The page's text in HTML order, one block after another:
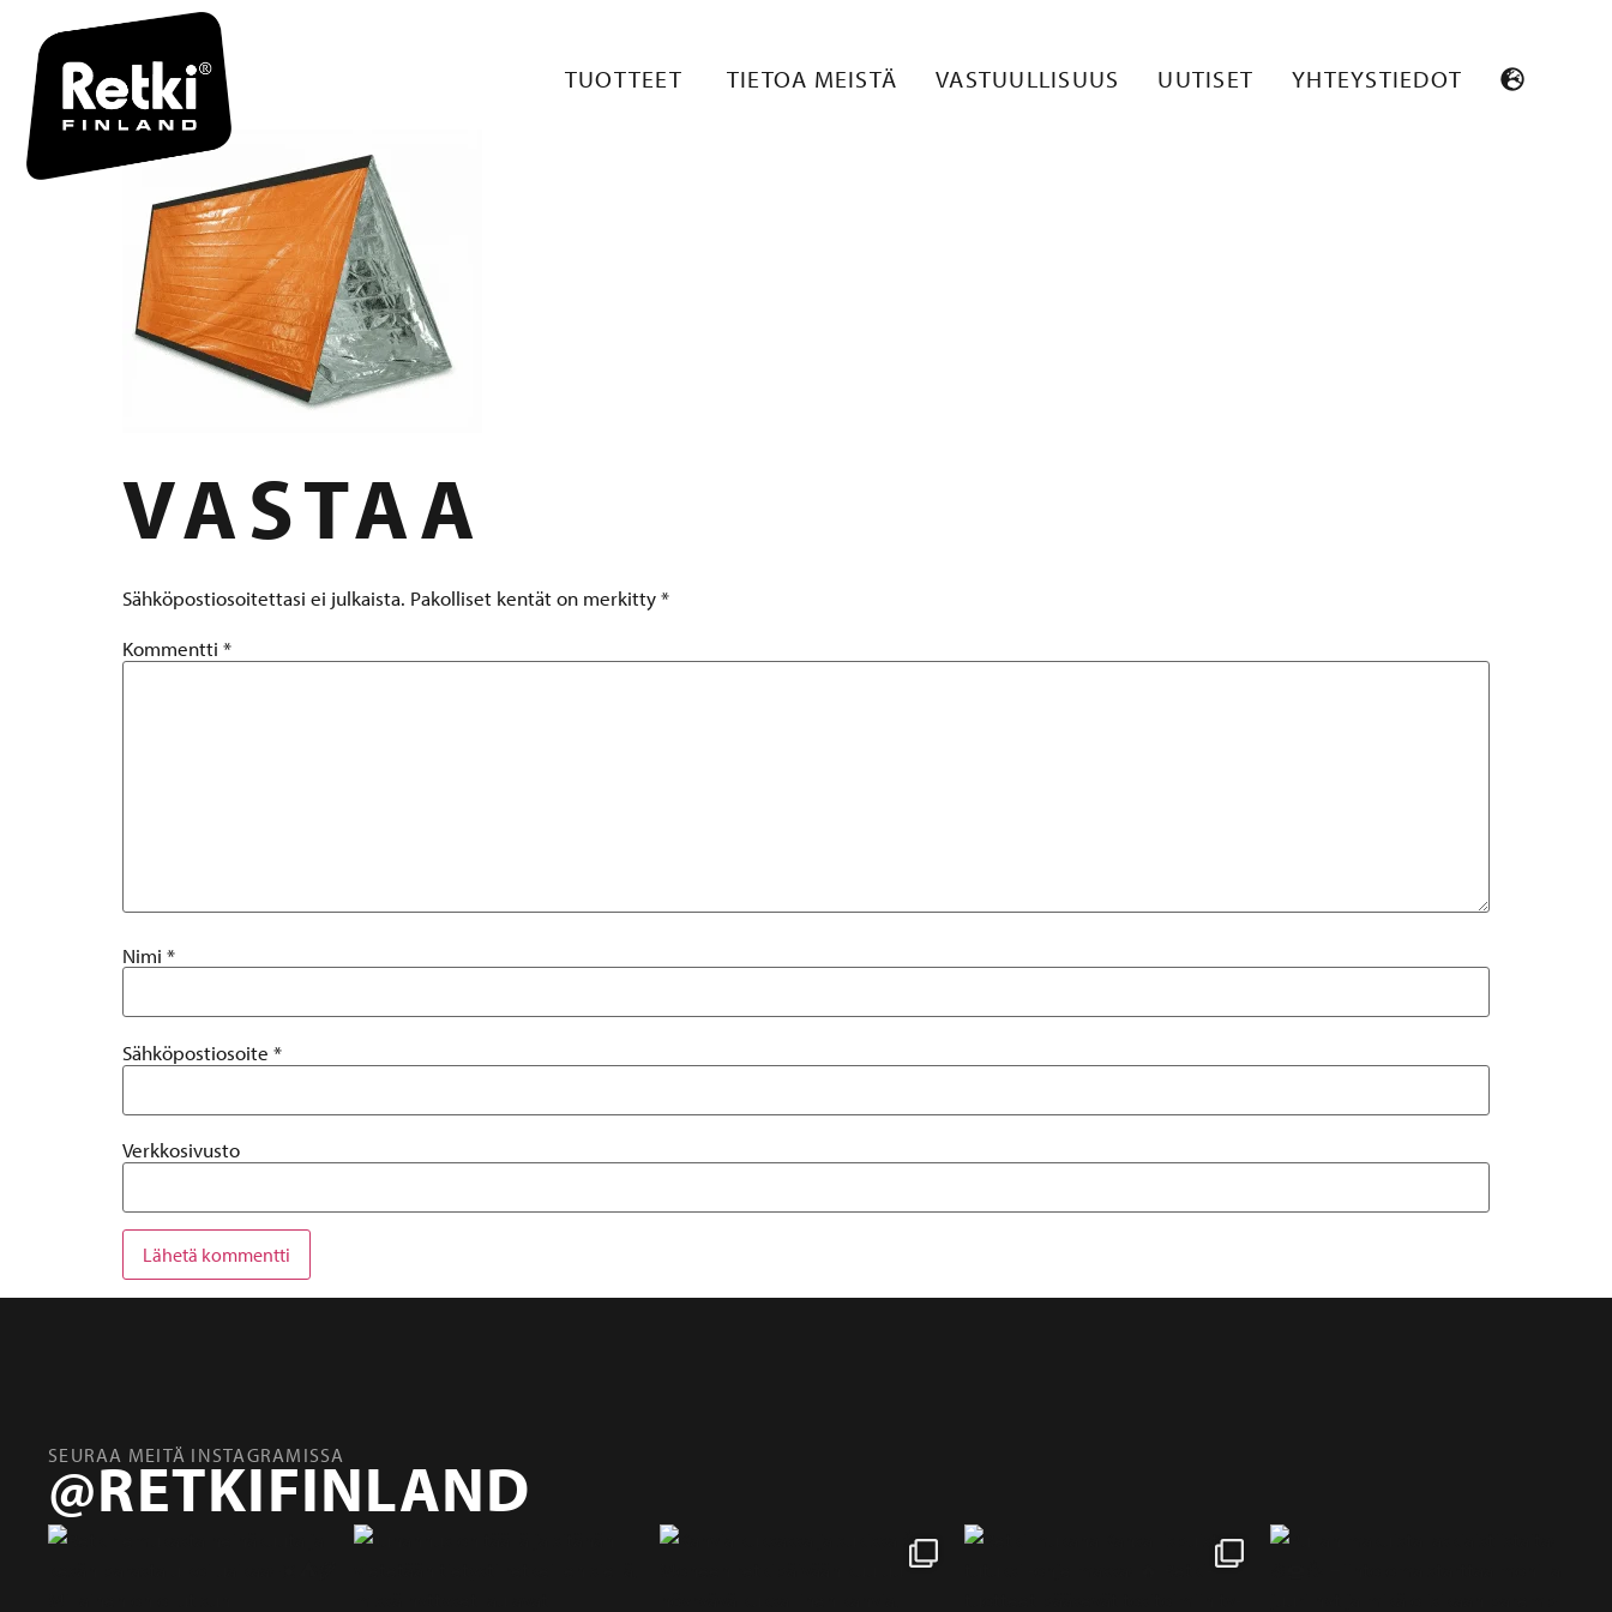
TUOTTEET TIETOA MEISTÄ VASTUULLISUUS UUTISET YHTEYSTIEDOT
R7154
VASTAA
Sähköpostiosoitettasi ei julkaista. Pakolliset kentät on merkitty*
Kommentti *
Nimi *
Sähköpostiosoite *
Verkkosivusto
SEURAA MEITÄ INSTAGRAMISSA
@RETKIFINLAND